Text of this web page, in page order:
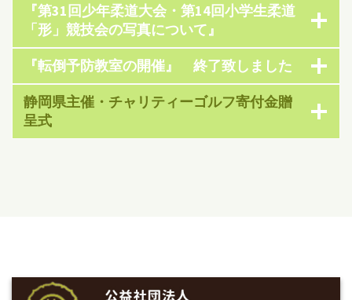
『第31回少年柔道大会・第14回小学生柔道
「形」競技会の写真について』
『転倒予防教室の開催』 終了致しました
静岡県主催・チャリティーゴルフ寄付金贈
呈式